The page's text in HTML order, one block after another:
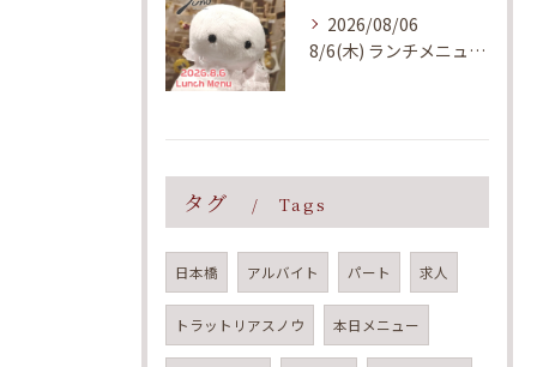
2026/08/06
8/6(木) ランチメニューのご案内
タグ Tags
日本橋 アルバイト パート 求人
トラットリアスノウ 本日メニュー